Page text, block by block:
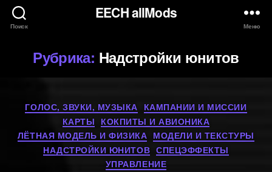
Поиск
EECH allMods
Меню
Рубрика: Надстройки юнитов
Разделы
ГОЛОС, ЗВУКИ, МУЗЫКА КАМПАНИИ И МИССИИ
КАРТЫ КОКПИТЫ И АВИОНИКА
ЛЁТНАЯ МОДЕЛЬ И ФИЗИКА МОДЕЛИ И ТЕКСТУРЫ
НАДСТРОЙКИ ЮНИТОВ СПЕЦЭФФЕКТЫ
УПРАВЛЕНИЕ